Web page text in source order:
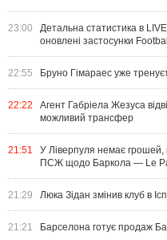
23:00
Детальна статистика в
оновлені застосунки
22:55 Бруно Гімараес уже
22:22
Агент Габріела Жезуса
можливий трансфер
21:51
У Ліверпуля немає грошей,
ПСЖ щодо Баркола — Le
21:29 Люка Зідан змінив клуб в
21:21 Барселона готує продаж